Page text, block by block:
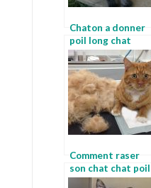
Chaton a donner
poil long chat
persan noir
Comment raser
son chat chat poil
terne